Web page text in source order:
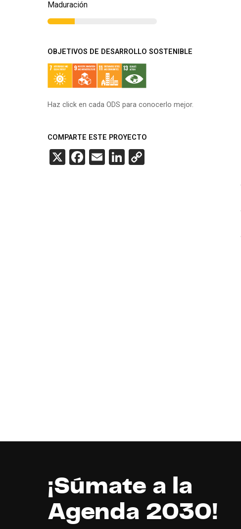
Maduración
OBJETIVOS DE DESARROLLO SOSTENIBLE
Haz click en cada ODS para conocerlo mejor.
COMPARTE ESTE PROYECTO
X Facebook
EmailLinkedIn
¡Súmate a la
Agenda 2030!